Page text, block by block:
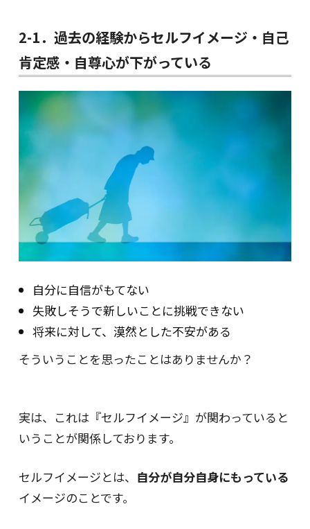
2-1．過去の経験からセルフイメージ・自己
肯定感・自尊心が下がっている
自分に自信がもてない
失敗しそうで新しいことに挑戦できない
将来に対して、漠然とした不安がある
そういうことを思ったことはありませんか？
実は、これは『セルフイメージ』が関わっていると
いうことが関係しております。
セルフイメージとは、 自分が自分自身にもっている
イメージのことです。